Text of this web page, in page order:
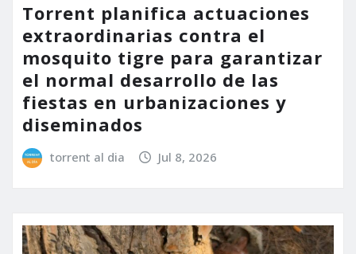
Torrent planifica actuaciones
extraordinarias contra el
mosquito tigre para garantizar
el normal desarrollo de las
fiestas en urbanizaciones y
diseminados
torrent al dia Jul 8, 2026